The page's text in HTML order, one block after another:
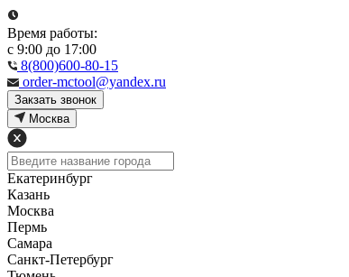
Время работы:
с 9:00 до 17:00
8(800)600-80-15
order-mctool@yandex.ru
Закзать звонок
Москва
Екатеринбург
Казань
Москва
Пермь
Самара
Санкт-Петербург